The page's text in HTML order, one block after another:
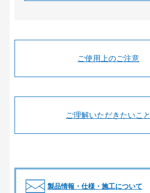
ご使用上のご注意
ご理解いただきたいこと
製品情報・仕様・施工について